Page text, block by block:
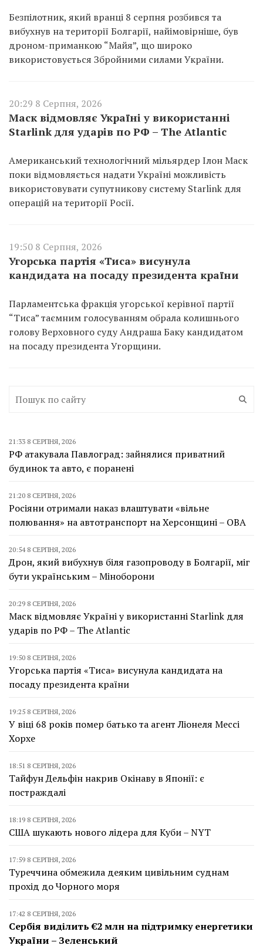
Безпілотник, який вранці 8 серпня розбився та
вибухнув на території Болгарії, найімовірніше, був
дроном-приманкою “Майя”, що широко
використовується Збройними силами України.
20:29 8 Серпня, 2026
Маск відмовляє Україні у використанні
Starlink для ударів по РФ – The Atlantic
Американський технологічний мільярдер Ілон Маск
поки відмовляється надати Україні можливість
використовувати супутникову систему Starlink для
операцій на території Росії.
19:50 8 Серпня, 2026
Угорська партія «Тиса» висунула
кандидата на посаду президента країни
Парламентська фракція угорської керівної партії
“Тиса” таємним голосуванням обрала колишнього
голову Верховного суду Андраша Баку кандидатом
на посаду президента Угорщини.
21:33 8 СЕРПНЯ, 2026
РФ атакувала Павлоград: зайнялися приватний
будинок та авто, є поранені
21:20 8 СЕРПНЯ, 2026
Росіяни отримали наказ влаштувати «вільне
полювання» на автотранспорт на Херсонщині – ОВА
20:54 8 СЕРПНЯ, 2026
Дрон, який вибухнув біля газопроводу в Болгарії, міг
бути українським – Міноборони
20:29 8 СЕРПНЯ, 2026
Маск відмовляє Україні у використанні Starlink для
ударів по РФ – The Atlantic
19:50 8 СЕРПНЯ, 2026
Угорська партія «Тиса» висунула кандидата на
посаду президента країни
19:25 8 СЕРПНЯ, 2026
У віці 68 років помер батько та агент Ліонеля Мессі
Хорхе
18:51 8 СЕРПНЯ, 2026
Тайфун Дельфін накрив Окінаву в Японії: є
постраждалі
18:19 8 СЕРПНЯ, 2026
США шукають нового лідера для Куби – NYT
17:59 8 СЕРПНЯ, 2026
Туреччина обмежила деяким цивільним суднам
прохід до Чорного моря
17:42 8 СЕРПНЯ, 2026
Сербія виділить €2 млн на підтримку енергетики
України – Зеленський